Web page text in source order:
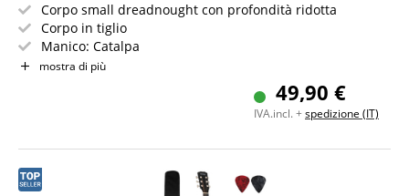
Corpo small dreadnought con profondità ridotta
Corpo in tiglio
Manico: Catalpa
Colore & Finitura: Blueburst, Gloss
Set con custodia, corde di ricambio, tracolla e plettri
mostra di più
49,90 €
IVA.incl. +spedizione (IT)